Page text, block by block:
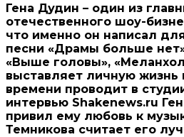
Гена Дудин – один из
отечественного шоу-
что именно он написал
песни «Драмы больше
«Выше головы»,
выставляет личную жизнь
времени проводит в
интервью Shakenews.ru
привил ему любовь к
Темникова считает его